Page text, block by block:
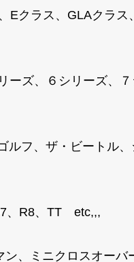
クラス、GLAクラス
ズ、６シリーズ、
フ、ザ・ビートル
、R8、TT etc,,,
、ミニクロスオー